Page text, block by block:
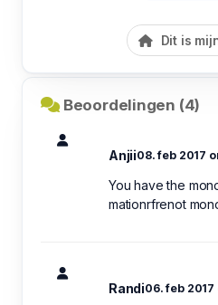
Dit is
Beoordelingen (4)
Anjii08. feb 2017
You have the
mationrfrenot
Randi06. feb 2017